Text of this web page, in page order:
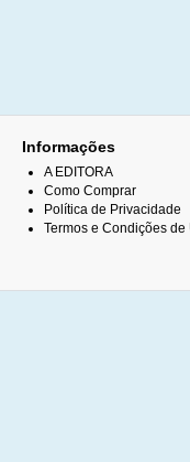
Informações
A EDITORA
Como Comprar
Política de Privacidade
Termos e Condições de